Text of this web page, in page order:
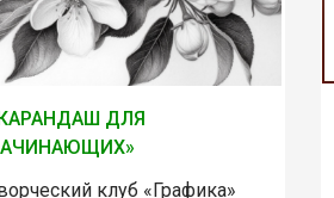
ДЛЯ
клуб «Графика»